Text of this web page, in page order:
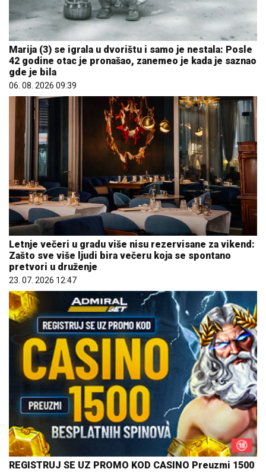
Marija (3) se igrala u dvorištu i samo je nestala: Posle
42 godine otac je pronašao, zanemeo je kada je saznao
gde je bila
06. 08. 2026 09:39
Letnje večeri u gradu više nisu rezervisane za vikend:
Zašto sve više ljudi bira večeru koja se spontano
pretvori u druženje
23. 07. 2026 12:47
REGISTRUJ SE UZ PROMO KOD CASINO Preuzmi 1500